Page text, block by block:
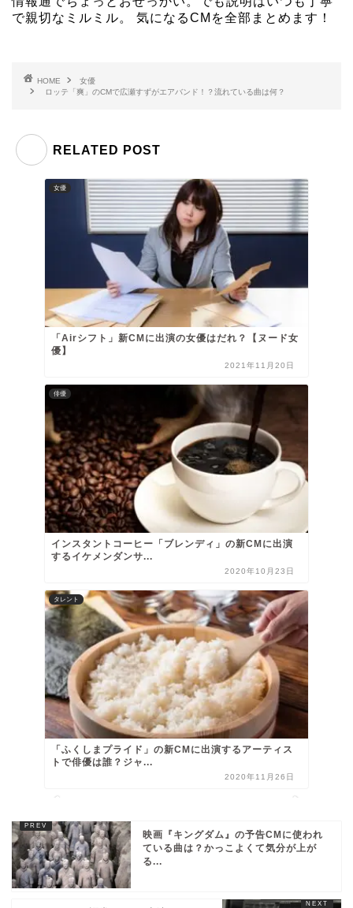
で親切なミルミル。 気になるCMを全部まとめます！
HOME
女優
ロッテ「爽」のCMで広瀬すずがエアバンド！？流れている曲は何？
RELATED POST
女優
「Airシフト」新CMに出演の女優はだれ？【ヌード女
優】
2021年11月20日
俳優
インスタントコーヒー「ブレンディ」の新CMに出演
するイケメンダンサ...
2020年10月23日
タレント
「ふくしまプライド」の新CMに出演するアーティス
トで俳優は誰？ジャ...
2020年11月26日
映画『キングダム』の予告CMに使われ
ている曲は？かっこよくて気分が上が
る...